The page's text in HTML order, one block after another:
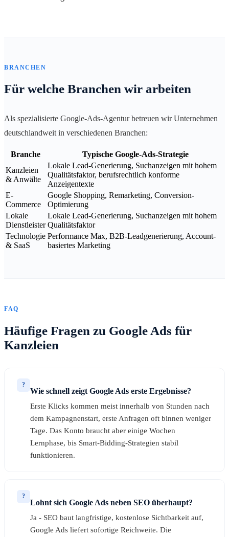
BRANCHEN
Für welche Branchen wir arbeiten
Als spezialisierte Google-Ads-Agentur betreuen wir Unternehmen
deutschlandweit in verschiedenen Branchen:
Branche
Typische Google-Ads-Strategie
Kanzleien
& Anwälte
Lokale Lead-Generierung, Suchanzeigen mit hohem
Qualitätsfaktor, berufsrechtlich konforme
Anzeigentexte
E-
Commerce
Google Shopping, Remarketing, Conversion-
Optimierung
Lokale
Dienstleister
Lokale Lead-Generierung, Suchanzeigen mit hohem
Qualitätsfaktor
Technologie
& SaaS
Performance Max, B2B-Leadgenerierung, Account-
basiertes Marketing
FAQ
Häufige Fragen zu Google Ads für
Kanzleien
?
Wie schnell zeigt Google Ads erste Ergebnisse?
Erste Klicks kommen meist innerhalb von Stunden nach
dem Kampagnenstart, erste Anfragen oft binnen weniger
Tage. Das Konto braucht aber einige Wochen
Lernphase, bis Smart-Bidding-Strategien stabil
funktionieren.
?
Lohnt sich Google Ads neben SEO überhaupt?
Ja - SEO baut langfristige, kostenlose Sichtbarkeit auf,
Google Ads liefert sofortige Reichweite. Die